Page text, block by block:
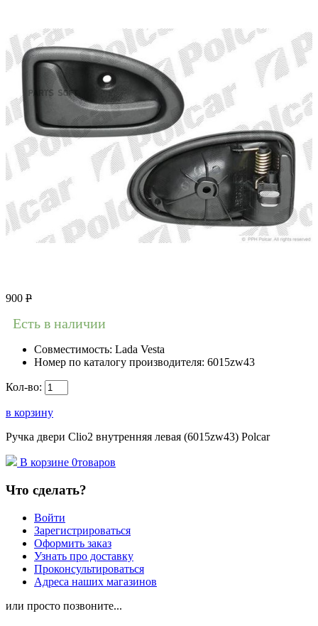
900 Р
Есть в наличии
Совместимость: Lada Vesta
Номер по каталогу производителя: 6015zw43
Кол-во:
в корзину
Ручка двери Clio2 внутренняя левая (6015zw43) Polcar
В корзине 0товаров
Что сделать?
Войти
Зарегистрироваться
Оформить заказ
Узнать про доставку
Проконсультироваться
Адреса наших магазинов
или просто позвоните...